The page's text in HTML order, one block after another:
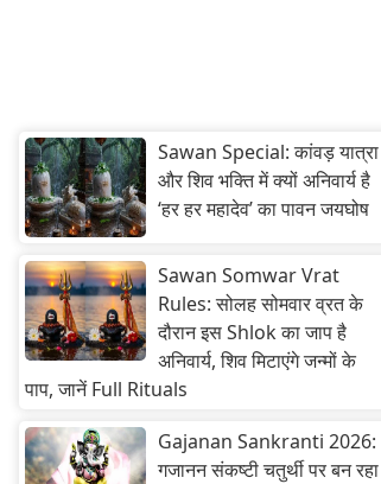
Sawan Special: कांवड़ यात्रा
और शिव भक्ति में क्यों अनिवार्य है
‘हर हर महादेव’ का पावन जयघोष
Sawan Somwar Vrat
Rules: सोलह सोमवार व्रत के
दौरान इस Shlok का जाप है
अनिवार्य, शिव मिटाएंगे जन्मों के
पाप, जानें Full Rituals
Gajanan Sankranti 2026:
गजानन संकष्टी चतुर्थी पर बन रहा